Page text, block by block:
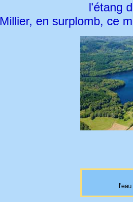
l'étang
en surplomb, ce